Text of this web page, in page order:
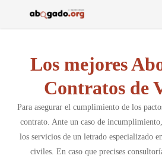
Los mejores
Contratos de
Para asegurar el cumplimiento de los
contrato. Ante un caso de
los servicios de un letrado especializado
civiles. En caso que precises